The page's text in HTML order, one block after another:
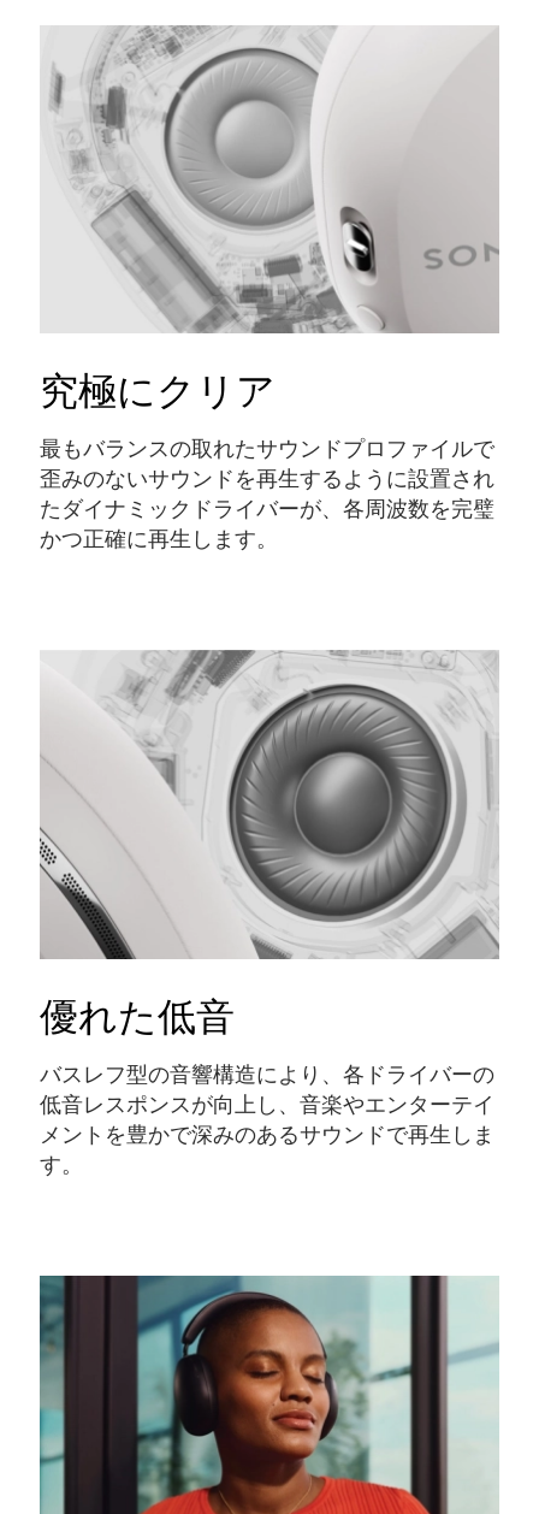
究極にクリア
最もバランスの取れたサウンドプロファイルで
歪みのないサウンドを再生するように設置され
たダイナミックドライバーが、各周波数を完璧
かつ正確に再生します。
優れた低音
バスレフ型の音響構造により、各ドライバーの
低音レスポンスが向上し、音楽やエンターテイ
メントを豊かで深みのあるサウンドで再生しま
す。